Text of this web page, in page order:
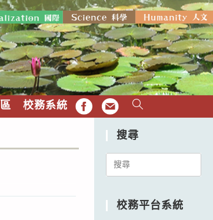
校務系統 FB EMAIL
搜尋
Search
校務平台系統